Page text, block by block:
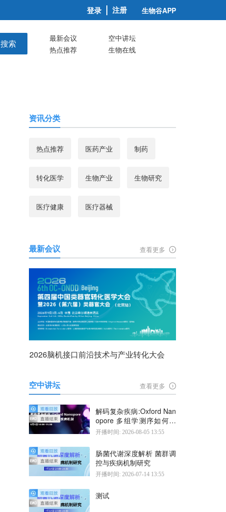
登录 注册 生物谷APP
搜索 最新会议
空中讲坛
热点推荐
生物在线
资讯分类
热点推荐 医药产业 制药
转化医学 生物产业 生物研究
医疗健康 医疗器械
最新会议 查看更多
2026脑机接口前沿技术与产业转化大会
空中讲坛 查看更多
解码复杂疾病:Oxford Nan
opore 多组学测序如何揭
示疾病机制
开播时间: 2026-08-05 13:55
肠菌代谢深度解析 菌群调
控与疾病机制研究
开播时间: 2026-07-14 13:55
测试